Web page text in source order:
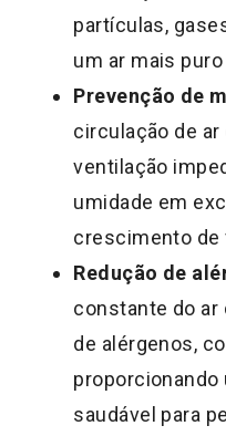
partículas,
um ar mais
Prevenção de
circulação de ar
ventilação
umidade em
crescimento de
Redução de
constante do ar
de alérgenos,
proporcionando
saudável para